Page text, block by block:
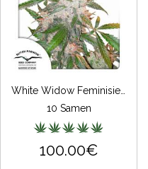
10 Samen
100.00€